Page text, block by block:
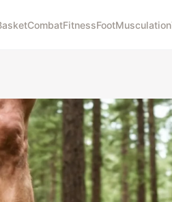
CombatFitnessFootMusculation